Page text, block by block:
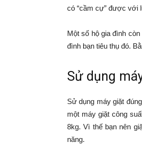
có “cầm cự” được với
Một số hộ gia đình
đình bạn tiêu thụ đó.
Sử dụng
Sử dụng máy giặt
một máy giặt công
8kg. Vì thế bạn nên
năng.